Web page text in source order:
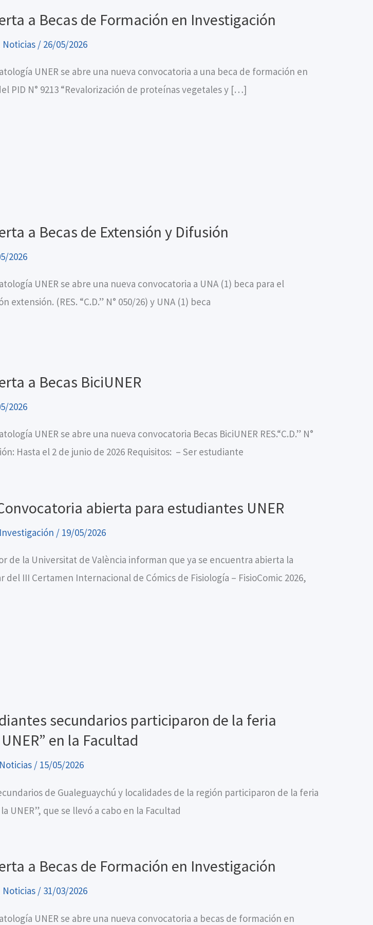
a Becas de Formación en Investigación
Noticias/ 26/05/2026
UNER se abre una nueva convocatoria a una beca de formación en
PID N° 9213 “Revalorización de proteínas vegetales y […]
a Becas de Extensión y Difusión
2026
UNER se abre una nueva convocatoria a UNA (1) beca para el
(RES. “C.D.” N° 050/26) y UNA (1) beca
a Becas BiciUNER
2026
UNER se abre una nueva convocatoria Becas BiciUNER RES.“C.D.” N°
Hasta el 2 de junio de 2026 Requisitos: – Ser estudiante
abierta para estudiantes UNER
Investigación / 19/05/2026
de la Universitat de València informan que ya se encuentra abierta la
III Certamen Internacional de Cómics de Fisiología – FisioComic 2026,
secundarios participaron de la feria
en la Facultad
Noticias/ 15/05/2026
de Gualeguaychú y localidades de la región participaron de la feria
UNER”, que se llevó a cabo en la Facultad
a Becas de Formación en Investigación
Noticias/ 31/03/2026
UNER se abre una nueva convocatoria a becas de formación en